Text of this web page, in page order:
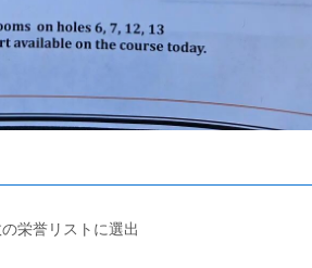
栄誉リストに選出